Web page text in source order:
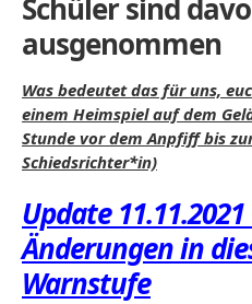
Schüler sind
ausgenommen
Was bedeutet das für uns,
einem Heimspiel auf dem
Stunde vor dem Anpfiff bis
Schiedsrichter*in)
Update
Änderungen in
Warnstufe